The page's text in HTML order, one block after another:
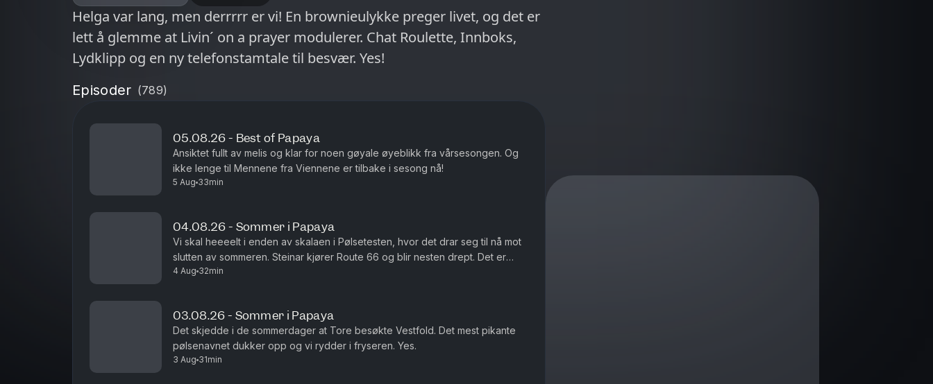
Helga var lang, men derrrrr er vi! En brownieulykke preger livet, og det er
lett å glemme at Livin´ on a prayer modulerer. Chat Roulette, Innboks,
Lydklipp og en ny telefonstamtale til besvær. Yes!
Episoder (789)
05.08.26 - Best of Papaya
Ansiktet fullt av melis og klar for noen gøyale øyeblikk fra vårsesongen. Og
ikke lenge til Mennene fra Viennene er tilbake i sesong nå!
5 Aug 33min
04.08.26 - Sommer i Papaya
Vi skal heeeelt i enden av skalaen i Pølsetesten, hvor det drar seg til nå mot
slutten av sommeren. Steinar kjører Route 66 og blir nesten drept. Det er
sommerminne det!
4 Aug 32min
03.08.26 - Sommer i Papaya
Det skjedde i de sommerdager at Tore besøkte Vestfold. Det mest pikante
pølsenavnet dukker opp og vi rydder i fryseren. Yes.
3 Aug 31min